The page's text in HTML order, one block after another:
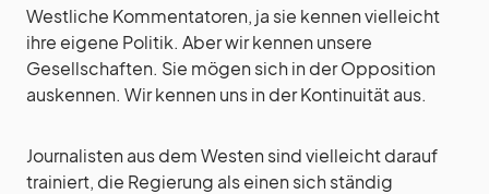
Westliche Kommentatoren, ja sie kennen vielleicht
ihre eigene Politik. Aber wir kennen unsere
Gesellschaften. Sie mögen sich in der Opposition
auskennen. Wir kennen uns in der Kontinuität aus.
Journalisten aus dem Westen sind vielleicht darauf
trainiert, die Regierung als einen sich ständig